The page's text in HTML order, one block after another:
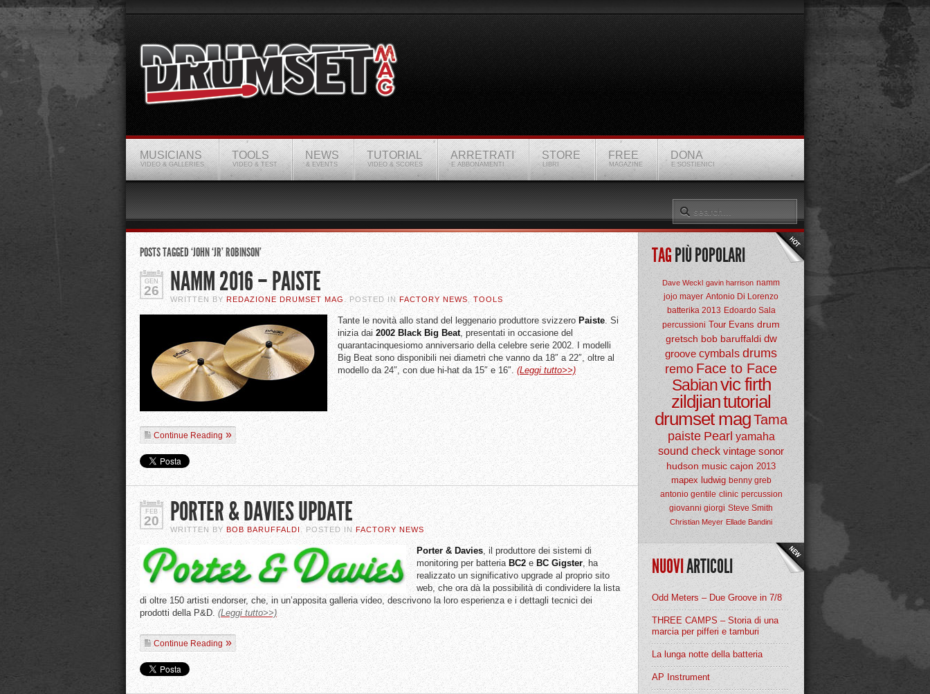
MUSICIANS
VIDEO & GALLERIES
TOOLS
VIDEO & TEST
NEWS
& EVENTS
TUTORIAL
VIDEO & SCORES
ARRETRATI
E ABBONAMENTI
STORE
LIBRI
FREE
MAGAZINE
DONA
E SOSTIENICI
POSTS TAGGED ‘JOHN ‘JR’ ROBINSON’
GEN
26 NAMM 2016 – PAISTE
WRITTEN BY REDAZIONE DRUMSET MAG . POSTED INFACTORY NEWS , TOOLS
Tante le novità allo stand del leggenario produttore svizzero Paiste. Si
inizia dai2002 Black Big Beat, presentati in occasione del
quarantacinquesiomo anniversario della celebre serie 2002. I modelli
Big Beat sono disponibili nei diametri che vanno da 18″ a 22″, oltre al
modello da 24″, con due hi-hat da 15″ e 16″.(Leggi tutto>>)
Continue Reading
FEB
20 PORTER & DAVIES UPDATE
WRITTEN BY BOB BARUFFALDI. POSTED IN FACTORY NEWS
Porter & Davies, il produttore dei sistemi di
monitoring per batteriaBC2e BC Gigster, ha
realizzato un significativo upgrade al proprio sito
web, che ora dà la possibilità di condividere la lista
di oltre 150 artisti endorser, che, in un’apposita galleria video, descrivono la loro esperienza e i dettagli tecnici dei
prodotti della P&D.(Leggi tutto>>)
Continue Reading
TAGPIÙ POPOLARI
Dave Weckl gavin harrison namm
jojo mayer Antonio Di Lorenzo
batterika 2013 Edoardo Sala
percussioni Tour Evans drum
gretsch bob baruffaldi dw
groove cymbals drums
remo Face to Face
Sabianvic firth
zildjiantutorial
drumset magTama
paiste Pearl yamaha
sound check vintage sonor
hudson music cajon 2013
mapex ludwig benny greb
antonio gentile clinic percussion
giovanni giorgi Steve Smith
Christian Meyer Ellade Bandini
NUOVIARTICOLI
Odd Meters – Due Groove in 7/8
THREE CAMPS – Storia di una
marcia per pifferi e tamburi
La lunga notte della batteria
AP Instrument